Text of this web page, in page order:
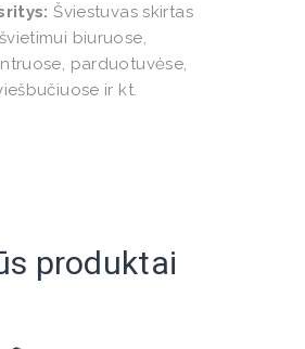
Šviestuvas skirtas
biuruose,
parduotuvėse,
ir kt.
produktai